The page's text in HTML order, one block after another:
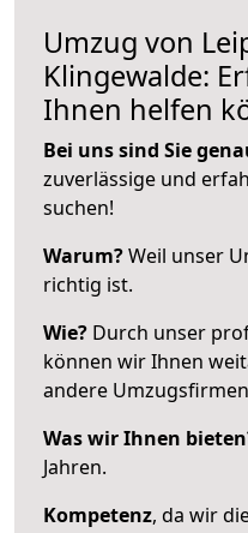
Umzug von
Klingewalde:
Ihnen helfen
Bei uns sind Sie
zuverlässige und
suchen!
Warum?Weil unser
richtig ist.
Wie? Durch unser
können wir Ihnen
andere
Was wir Ihnen
Jahren.
Kompetenz, da wir